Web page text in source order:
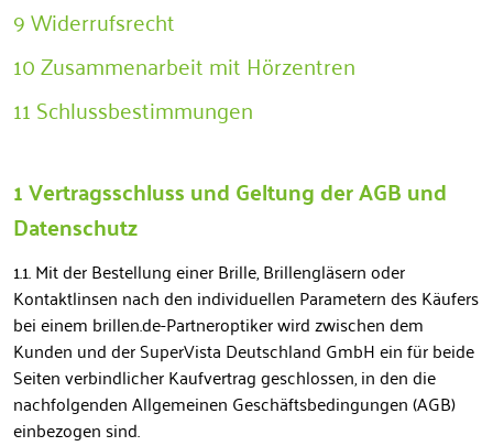
9 Widerrufsrecht
10 Zusammenarbeit mit Hörzentren
11 Schlussbestimmungen
1 Vertragsschluss und Geltung der AGB und
Datenschutz
1.1. Mit der Bestellung einer Brille, Brillengläsern oder
Kontaktlinsen nach den individuellen Parametern des Käufers
bei einem brillen.de-Partneroptiker wird zwischen dem
Kunden und der SuperVista Deutschland GmbH ein für beide
Seiten verbindlicher Kaufvertrag geschlossen, in den die
nachfolgenden Allgemeinen Geschäftsbedingungen (AGB)
einbezogen sind.